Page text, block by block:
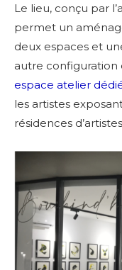
Le lieu, conçu par
permet un
deux espaces et
autre configuration
espace atelier
les artistes
résidences